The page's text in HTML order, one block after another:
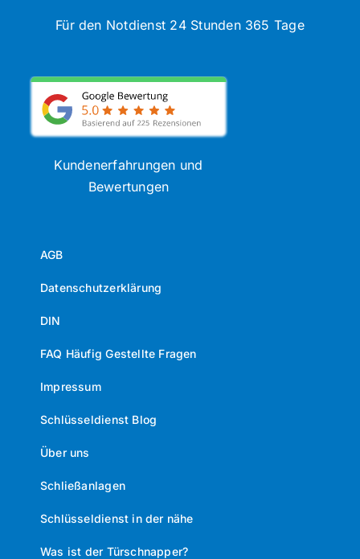
Für den Notdienst 24 Stunden 365 Tage
Kundenerfahrungen und
Bewertungen
AGB
Datenschutzerklärung
DIN
FAQ Häufig Gestellte Fragen
Impressum
Schlüsseldienst Blog
Über uns
Schließanlagen
Schlüsseldienst in der nähe
Was ist der Türschnapper?